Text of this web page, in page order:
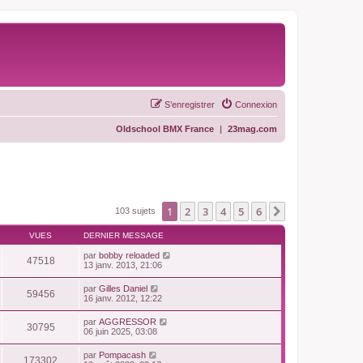
Connexion
S’enregistrer
23mag.com
|
Oldschool BMX France
103 sujets 1 2 3 4 5 6
VUES DERNIER MESSAGE
47518 par bobby reloaded
13 janv. 2013, 21:06
59456 par Gilles Daniel
16 janv. 2012, 12:22
30795 par AGGRESSOR
06 juin 2025, 03:08
173302 par Pompacash